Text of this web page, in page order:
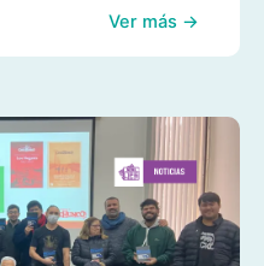
Ver más →